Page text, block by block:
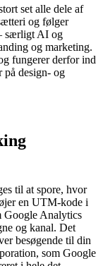
set alle dele af
og følger
særligt AI og
og marketing.
fungerer derfor ind
på design- og
til at spore, hvor
en UTM-kode i
Google Analytics
og kanal. Det
besøgende til din
som Google